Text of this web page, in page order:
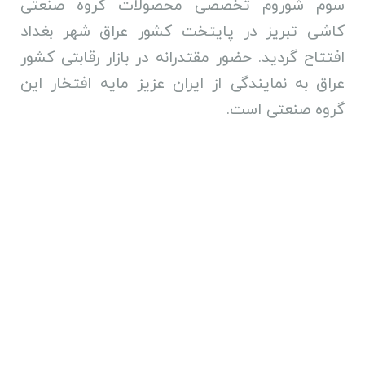
کاشی تبریز در پایتخت کشور عراق شهر بغداد
افتتاح گردید. حضور مقتدرانه در بازار رقابتی کشور
عراق به نمایندگی از ایران عزیز مایه افتخار این
گروه صنعتی است.